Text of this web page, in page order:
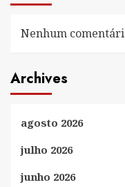
Nenhum
Archives
agosto 2026
julho 2026
junho 2026